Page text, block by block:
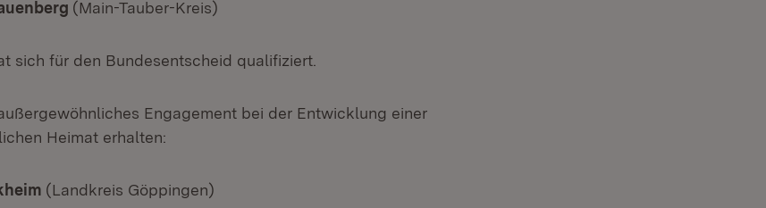
(Main-Tauber-Kreis)
sich für den Bundesentscheid qualifiziert.
Engagement bei der Entwicklung einer
Heimat erhalten:
(Landkreis Göppingen)